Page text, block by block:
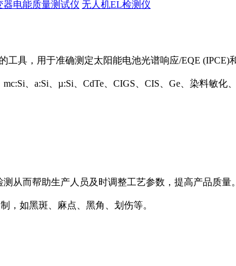
器电能质量测试仪 无人机EL检测仪
工具，用于准确测定太阳能电池光谱响应/EQE (IPCE)
、a:Si、µ:Si、CdTe、CIGS、CIS、Ge、染料敏
从而帮助生产人员及时调整工艺参数，提高产品质量
，如黑斑、麻点、黑角、划伤等。